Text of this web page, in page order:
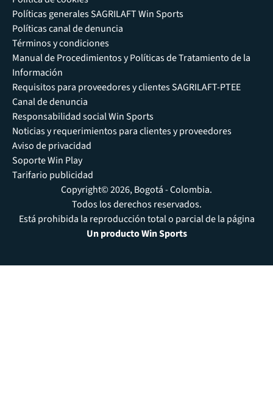
Políticas generales SAGRILAFT Win Sports
Políticas canal de denuncia
Términos y condiciones
Manual de Procedimientos y Políticas de Tratamiento de la
Información
Requisitos para proveedores y clientes SAGRILAFT-PTEE
Canal de denuncia
Responsabilidad social Win Sports
Noticias y requerimientos para clientes y proveedores
Aviso de privacidad
Soporte Win Play
Tarifario publicidad
Copyright© 2026, Bogotá - Colombia.
Todos los derechos reservados.
Está prohibida la reproducción total o parcial de la página
Un producto Win Sports